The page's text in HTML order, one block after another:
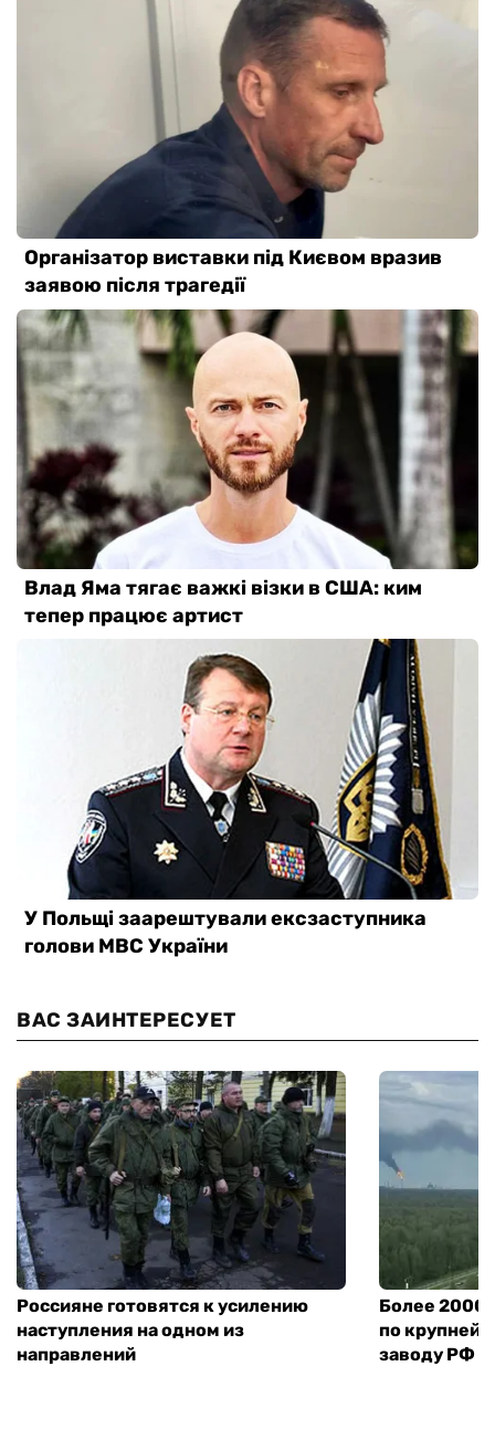
ВАС ЗАИНТЕРЕСУЕТ
Россияне готовятся к усилению
наступления на одном из
направлений
Более 2000
по
заводу РФ